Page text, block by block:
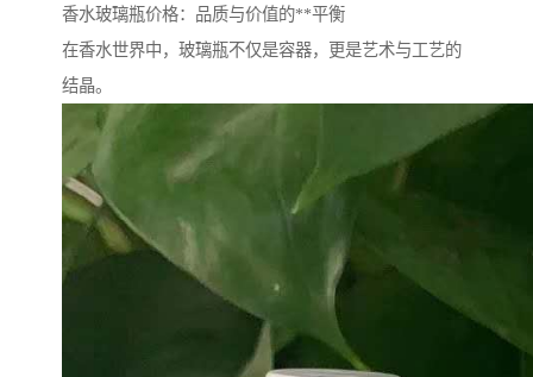
香水玻璃瓶价格：品质与价值的**平衡
在香水世界中，玻璃瓶不仅是容器，更是艺术与工艺的
结晶。